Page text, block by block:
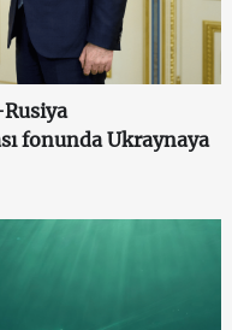
fonunda Ukraynaya